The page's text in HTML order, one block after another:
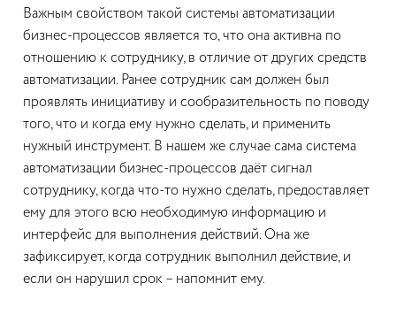
Важным свойством такой системы автоматизации
бизнес-процессов является то, что она активна по
отношению к сотруднику, в отличие от других средств
автоматизации. Ранее сотрудник сам должен был
проявлять инициативу и сообразительность по поводу
того, что и когда ему нужно сделать, и применить
нужный инструмент. В нашем же случае сама система
автоматизации бизнес-процессов даёт сигнал
сотруднику, когда что-то нужно сделать, предоставляет
ему для этого всю необходимую информацию и
интерфейс для выполнения действий. Она же
зафиксирует, когда сотрудник выполнил действие, и
если он нарушил срок – напомнит ему.